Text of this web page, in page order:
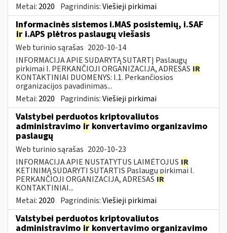
Metai: 2020 Pagrindinis:Viešieji pirkimai
Informacinės sistemos i.MAS posistemių, i.SAF
ir i.APS plėtros paslaugų viešasis
Web turinio sąrašas 2020-10-14
INFORMACIJA APIE SUDARYTĄ SUTARTĮ Paslaugų
pirkimai I. PERKANČIOJI ORGANIZACIJA, ADRESAS IR
KONTAKTINIAI DUOMENYS: I.1. Perkančiosios
organizacijos pavadinimas...
Metai: 2020 Pagrindinis:Viešieji pirkimai
Valstybei perduotos kriptovaliutos
administravimo ir konvertavimo organizavimo
paslaugų
Web turinio sąrašas 2020-10-23
INFORMACIJA APIE NUSTATYTUS LAIMĖTOJUS IR
KETINIMĄ SUDARYTI SUTARTIS Paslaugų pirkimai I.
PERKANČIOJI ORGANIZACIJA, ADRESAS IR
KONTAKTINIAI...
Metai: 2020 Pagrindinis:Viešieji pirkimai
Valstybei perduotos kriptovaliutos
administravimo ir konvertavimo organizavimo